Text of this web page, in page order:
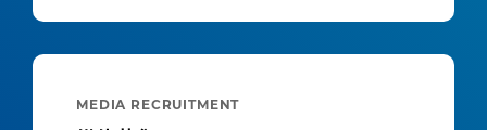
MEDIA RECRUITMENT